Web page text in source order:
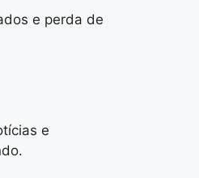
e perda de
e